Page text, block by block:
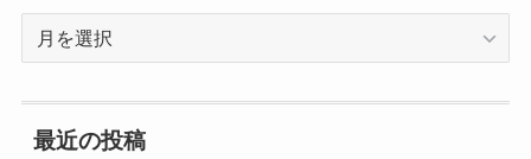
一最近の投稿